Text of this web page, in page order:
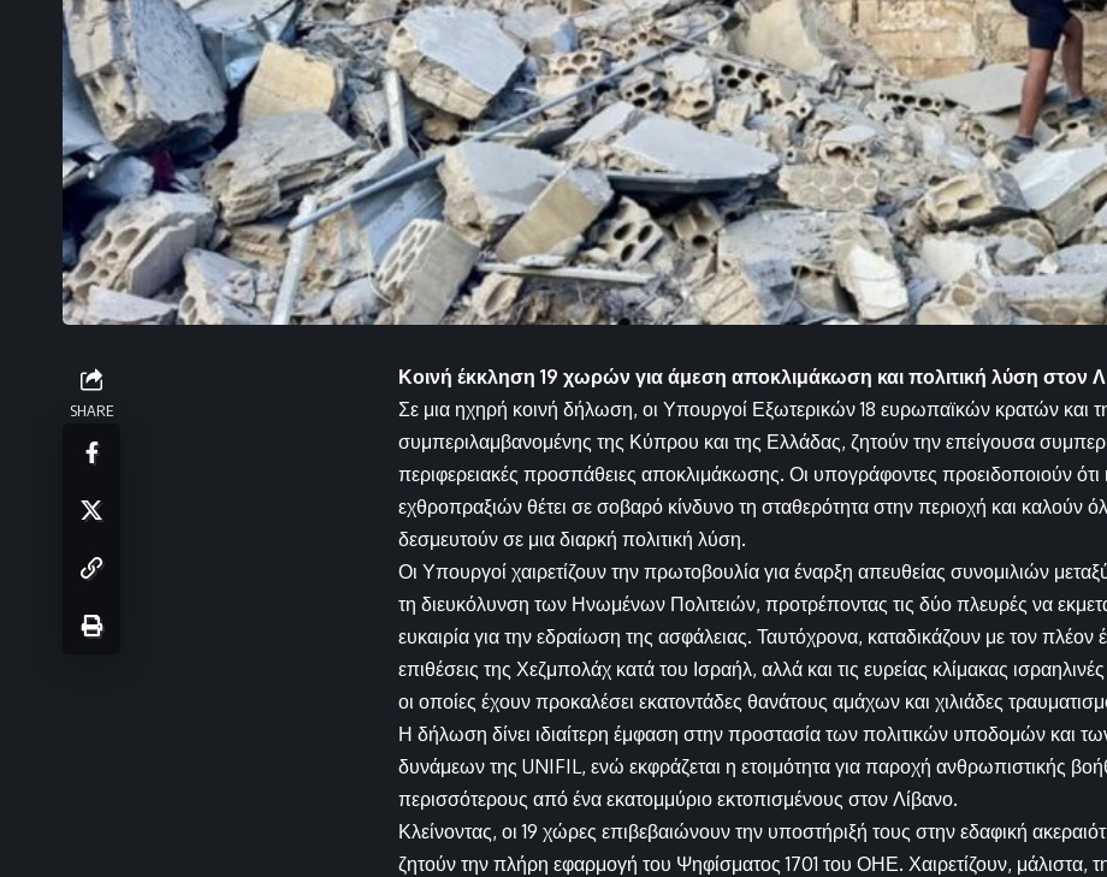
SHARE
Κοινή έκκληση 19 χωρών για άμεση αποκλιμάκωση και πολιτική λύση στον
Σε μια ηχηρή κοινή δήλωση, οι Υπουργοί Εξωτερικών 18 ευρωπαϊκών κρατών και
συμπεριλαμβανομένης της Κύπρου και της Ελλάδας, ζητούν την επείγουσα
περιφερειακές προσπάθειες αποκλιμάκωσης. Οι υπογράφοντες προειδοποιούν
εχθροπραξιών θέτει σε σοβαρό κίνδυνο τη σταθερότητα στην περιοχή και καλούν
δεσμευτούν σε μια διαρκή πολιτική λύση.
Οι Υπουργοί χαιρετίζουν την πρωτοβουλία για έναρξη απευθείας συνομιλιών
τη διευκόλυνση των Ηνωμένων Πολιτειών, προτρέποντας τις δύο πλευρές να
ευκαιρία για την εδραίωση της ασφάλειας. Ταυτόχρονα, καταδικάζουν με τον πλέον
επιθέσεις της Χεζμπολάχ κατά του Ισραήλ, αλλά και τις ευρείας κλίμακας
οι οποίες έχουν προκαλέσει εκατοντάδες θανάτους αμάχων και χιλιάδες
Η δήλωση δίνει ιδιαίτερη έμφαση στην προστασία των πολιτικών υποδομών και
δυνάμεων της UNIFIL, ενώ εκφράζεται η ετοιμότητα για παροχή ανθρωπιστικής
περισσότερους από ένα εκατομμύριο εκτοπισμένους στον Λίβανο.
Κλείνοντας, οι 19 χώρες επιβεβαιώνουν την υποστήριξή τους στην εδαφική
ζητούν την πλήρη εφαρμογή του Ψηφίσματος 1701 του ΟΗΕ. Χαιρετίζουν, μάλιστα,